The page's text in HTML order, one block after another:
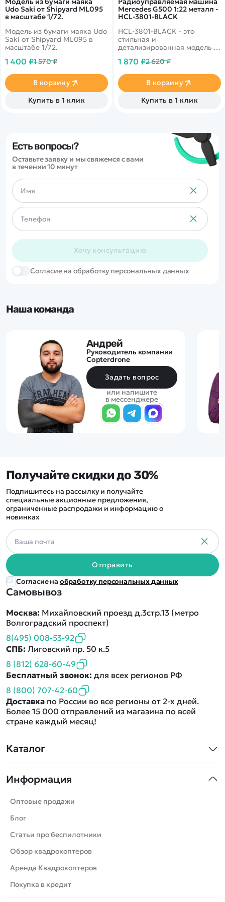
Udo Saki от Shipyard ML095
в масштабе 1/72.
Модель из бумаги маяка Udo
Saki от Shipyard ML095 в
масштабе 1/72.
1 400 ₽1 570 ₽
В корзину
Купить в 1 клик
Mercedes G500 1:22 металл -
HCL-3801-BLACK
HCL-3801-BLACK - это
стильная и
детализированная модель с
светодиодной подсветкой
парогенератором с
подсветкой.
Открывающиеся двери,
капот и багажник делают
1 870 ₽2 620 ₽
В корзину
Купить в 1 клик
Есть вопросы?
Оставьте заявку и мы свяжемся с вами
в течении 10 минут
Хочу консультацию
Cогласие на обработку персональных данных
Наша команда
Андрей
Руководитель компании
Copterdrone
Задать вопрос
или напишите
в мессенджере
Каталог
Машинки
Танки
Вертолеты
Катера
Роботы
Самолеты
Сборные модели
Информация
Оптовые продажи
Блог
Статьи про беспилотники
Обзор квадрокоптеров
Аренда Квадрокоптеров
Покупка в кредит
Самовывоз
Москва: Михайловский проезд д.3стр.13 (метро
Волгоградский проспект)
8(495) 008-53-92
СПБ: Лиговский пр. 50 к.5
8 (812) 628-60-49
Бесплатный звонок: для всех регионов РФ
8 (800) 707-42-60
Доставка по России во все регионы от 2-х дней.
Более 15 000 отправлений из магазина по всей
стране каждый месяц!
Получайте скидки до 30%
Подпишитесь на рассылку и получайте
специальные акционные предложения,
ограниченные распродажи и информацию о
новинках
Отправить
Согласие на обработку персональных данных